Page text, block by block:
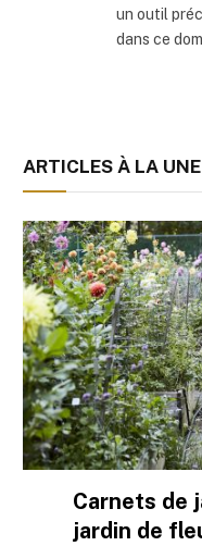
un outil
dans ce
ARTICLES À LA UNE
Carnets de
jardin de